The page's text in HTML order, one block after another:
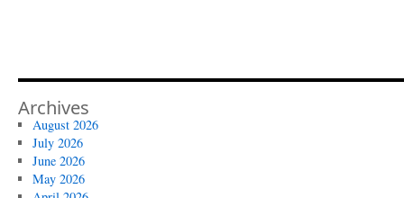
Archives
August 2026
July 2026
June 2026
May 2026